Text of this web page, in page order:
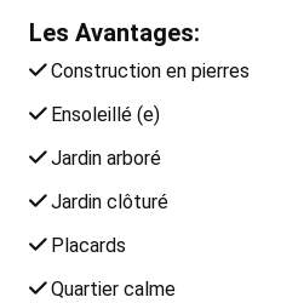
Les Avantages:
Construction en pierres
Ensoleillé (e)
Jardin arboré
Jardin clôturé
Placards
Quartier calme